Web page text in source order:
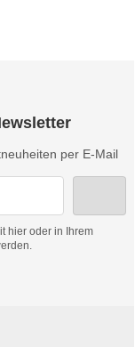
per E-Mail
hier oder in Ihrem